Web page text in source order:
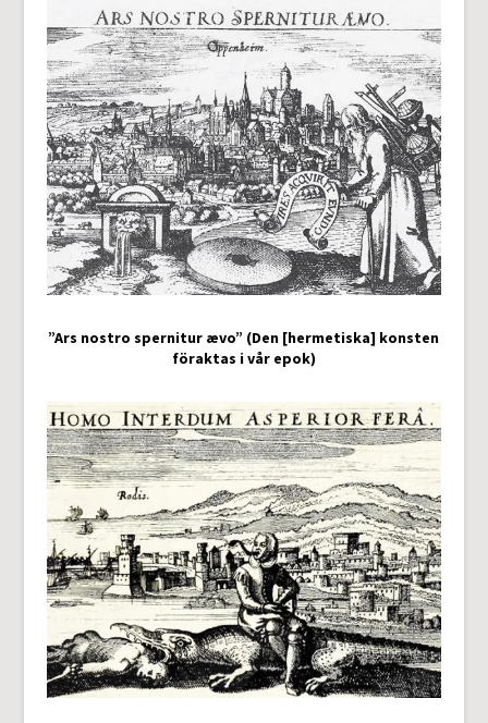
”Ars nostro spernitur ævo” (Den [hermetiska] konsten
föraktas i vår epok)